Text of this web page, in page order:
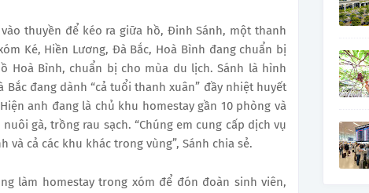
thuyền để kéo ra giữa hồ, Đinh Sánh, một thanh
Ké, Hiền Lương, Đà Bắc, Hoà Bình đang chuẩn bị
Hoà Bình, chuẩn bị cho mùa du lịch. Sánh là hình
đang dành “cả tuổi thanh xuân” đầy nhiệt huyết
anh đang là chủ khu homestay gần 10 phòng và
gà, trồng rau sạch. “Chúng em cung cấp dịch vụ
và cả các khu khác trong vùng”, Sánh chia sẻ.
làm homestay trong xóm để đón đoàn sinh viên,